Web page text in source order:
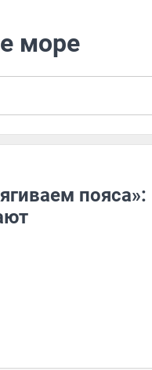
море
пояса»: